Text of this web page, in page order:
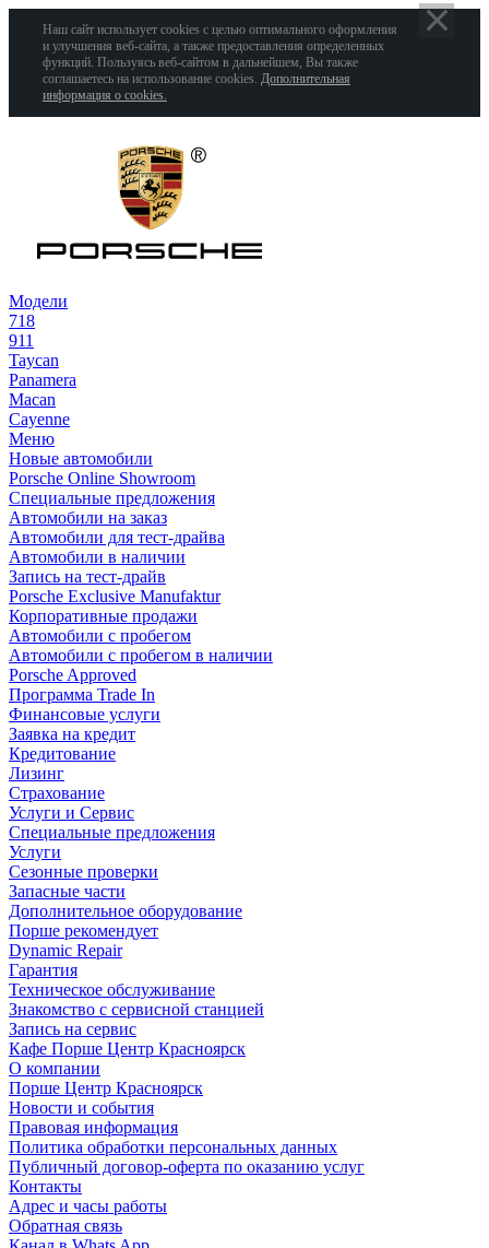
Наш сайт использует cookies с целью оптимального оформления
и улучшения веб-сайта, а также предоставления определенных
функций. Пользуясь веб-сайтом в дальнейшем, Вы также
соглашаетесь на использование cookies. Дополнительная
информация о cookies.
Модели
718
911
Taycan
Panamera
Macan
Cayenne
Меню
Новые автомобили
Porsche Online Showroom
Специальные предложения
Автомобили на заказ
Автомобили для тест-драйва
Автомобили в наличии
Запись на тест-драйв
Porsche Exclusive Manufaktur
Корпоративные продажи
Автомобили с пробегом
Автомобили с пробегом в наличии
Porsche Approved
Программа Trade In
Финансовые услуги
Заявка на кредит
Кредитование
Лизинг
Страхование
Услуги и Сервис
Специальные предложения
Услуги
Сезонные проверки
Запасные части
Дополнительное оборудование
Порше рекомендует
Dynamic Repair
Гарантия
Техническое обслуживание
Знакомство с сервисной станцией
Запись на сервис
Кафе Порше Центр Красноярск
О компании
Порше Центр Красноярск
Новости и события
Правовая информация
Политика обработки персональных данных
Публичный договор-оферта по оказанию услуг
Контакты
Адрес и часы работы
Обратная связь